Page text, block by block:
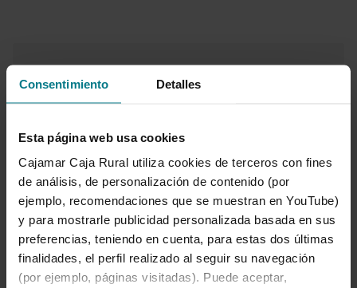
Consentimiento Detalles
Esta página web usa cookies
Cajamar Caja Rural utiliza cookies de terceros con fines
de análisis, de personalización de contenido (por
ejemplo, recomendaciones que se muestran en YouTube)
y para mostrarle publicidad personalizada basada en sus
preferencias, teniendo en cuenta, para estas dos últimas
finalidades, el perfil realizado al seguir su navegación
(por ejemplo, páginas visitadas). Puede aceptar,
2021
2020